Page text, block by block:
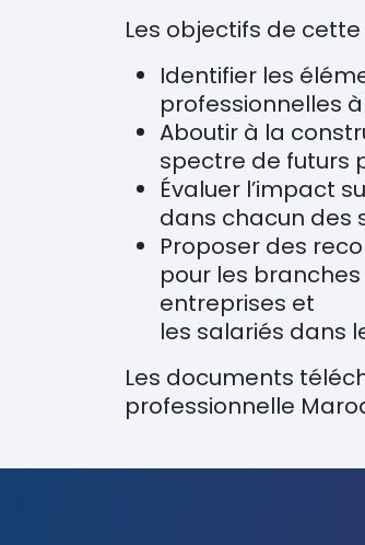
Les objectifs de
Identifier les
professionnelles
Aboutir à la
spectre de futurs
Évaluer l’impact
dans chacun des
Proposer des
pour les
entreprises et
les salariés dans
Les documents
professionnelle